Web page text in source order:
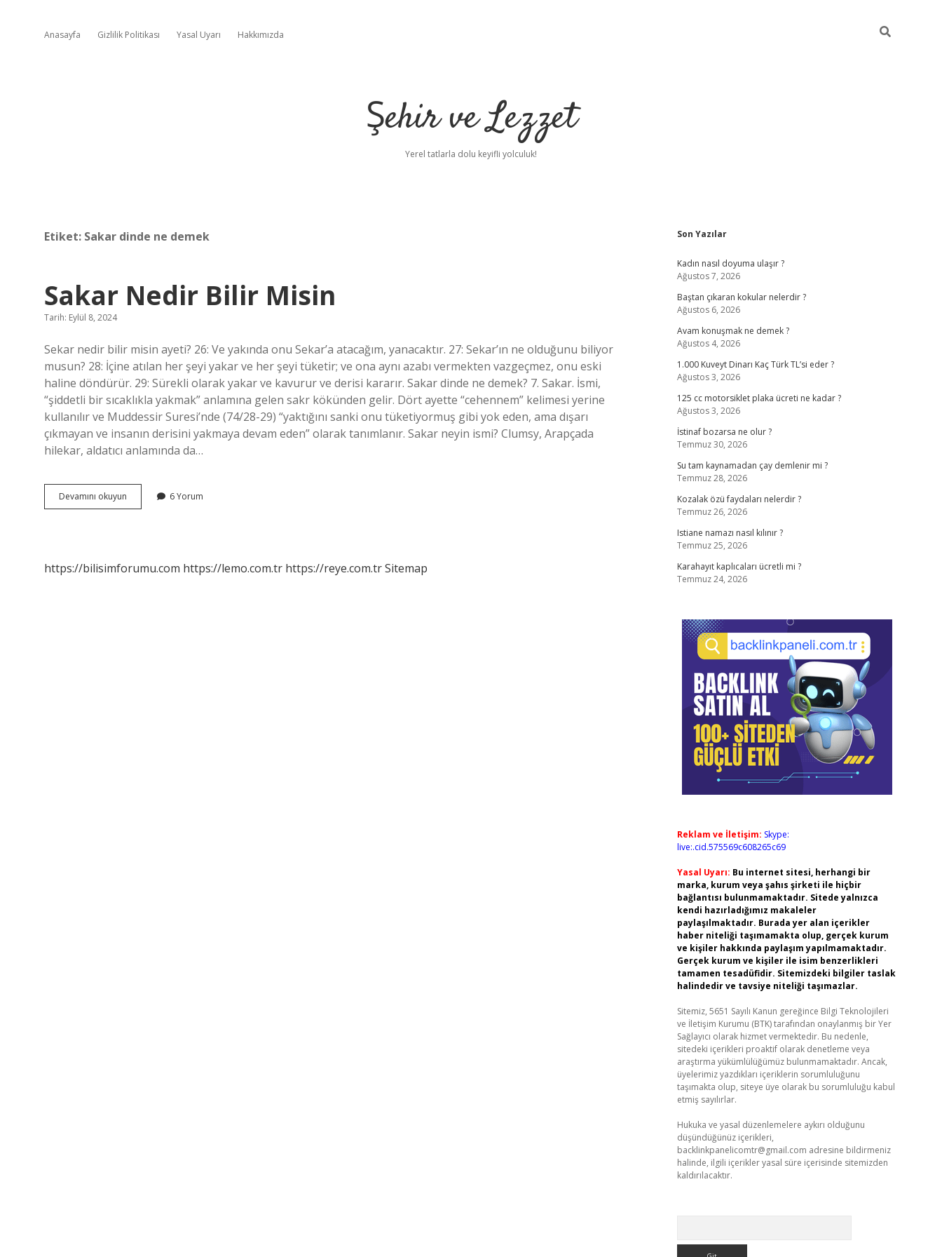
Anasayfa Gizlilik Politikası Yasal Uyarı Hakkımızda
Şehir ve Lezzet
Yerel tatlarla dolu keyifli yolculuk!
Etiket: Sakar dinde ne demek
Sakar Nedir Bilir Misin
Tarih: Eylül 8, 2024
Sekar nedir bilir misin ayeti? 26: Ve yakında onu Sekar’a atacağım, yanacaktır. 27: Sekar’ın ne olduğunu biliyor
musun? 28: İçine atılan her şeyi yakar ve her şeyi tüketir; ve ona aynı azabı vermekten vazgeçmez, onu eski
haline döndürür. 29: Sürekli olarak yakar ve kavurur ve derisi kararır. Sakar dinde ne demek? 7. Sakar. İsmi,
“şiddetli bir sıcaklıkla yakmak” anlamına gelen sakr kökünden gelir. Dört ayette “cehennem” kelimesi yerine
kullanılır ve Muddessir Suresi’nde (74/28-29) “yaktığını sanki onu tüketiyormuş gibi yok eden, ama dışarı
çıkmayan ve insanın derisini yakmaya devam eden” olarak tanımlanır. Sakar neyin ismi? Clumsy, Arapçada
hilekar, aldatıcı anlamında da…
Devamını okuyun
Nedir
6 Yorum
https://bilisimforumu.com https://lemo.com.tr https://reye.com.trSitemap
Sidebar
Son Yazılar
Kadın nasıl doyuma ulaşır ?
Ağustos 7, 2026
Baştan çıkaran kokular nelerdir ?
Ağustos 6, 2026
Avam konuşmak ne demek ?
Ağustos 4, 2026
1.000 Kuveyt Dinarı Kaç Türk TL’si eder ?
Ağustos 3, 2026
125 cc motorsiklet plaka ücreti ne kadar ?
Ağustos 3, 2026
İstinaf bozarsa ne olur ?
Temmuz 30, 2026
Su tam kaynamadan çay demlenir mi ?
Temmuz 28, 2026
Kozalak özü faydaları nelerdir ?
Temmuz 26, 2026
Istiane namazı nasıl kılınır ?
Temmuz 25, 2026
Karahayıt kaplıcaları ücretli mi ?
Temmuz 24, 2026
Reklam ve İletişim: Skype:
live:.cid.575569c608265c69
Yasal Uyarı: Bu internet sitesi, herhangi bir
marka, kurum veya şahıs şirketi ile hiçbir
bağlantısı bulunmamaktadır. Sitede yalnızca
kendi hazırladığımız makaleler
paylaşılmaktadır. Burada yer alan içerikler
haber niteliği taşımamakta olup, gerçek kurum
ve kişiler hakkında paylaşım yapılmamaktadır.
Gerçek kurum ve kişiler ile isim benzerlikleri
tamamen tesadüfidir. Sitemizdeki bilgiler taslak
halindedir ve tavsiye niteliği taşımazlar.
Sitemiz, 5651 Sayılı Kanun gereğince Bilgi Teknolojileri
ve İletişim Kurumu (BTK) tarafından onaylanmış bir Yer
Sağlayıcı olarak hizmet vermektedir. Bu nedenle,
sitedeki içerikleri proaktif olarak denetleme veya
araştırma yükümlülüğümüz bulunmamaktadır. Ancak,
üyelerimiz yazdıkları içeriklerin sorumluluğunu
taşımakta olup, siteye üye olarak bu sorumluluğu kabul
etmiş sayılırlar.
Hukuka ve yasal düzenlemelere aykırı olduğunu
düşündüğünüz içerikleri,
backlinkpanelicomtr@gmail.com adresine bildirmeniz
halinde, ilgili içerikler yasal süre içerisinde sitemizden
kaldırılacaktır.